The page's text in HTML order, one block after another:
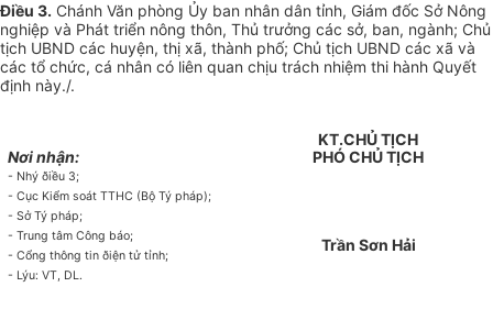
Điều 3. Chánh Văn phòng Ủy ban nhân dân tỉnh, Giám đốc Sở Nông
nghiệp và Phát triển nông thôn, Thủ trưởng các sở, ban, ngành; Chủ
tịch UBND các huyện, thị xã, thành phố; Chủ tịch UBND các xã và
các tổ chức, cá nhân có liên quan chịu trách nhiệm thi hành Quyết
định này./.
Nơi nhận:
- Nhý ðiều 3;
- Cục Kiểm soát TTHC (Bộ Tý pháp);
- Sở Tý pháp;
- Trung tâm Công báo;
- Cổng thông tin ðiện tử tỉnh;
- Lýu: VT, DL.
KT.CHỦ TỊCH
PHÓ CHỦ TỊCH
Trần Sơn Hải